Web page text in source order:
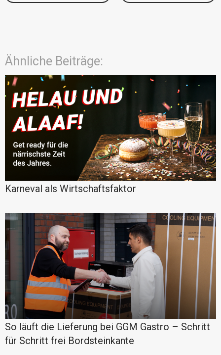
Ähnliche Beiträge:
Karneval als Wirtschaftsfaktor
So läuft die Lieferung bei GGM Gastro – Schritt
für Schritt frei Bordsteinkante